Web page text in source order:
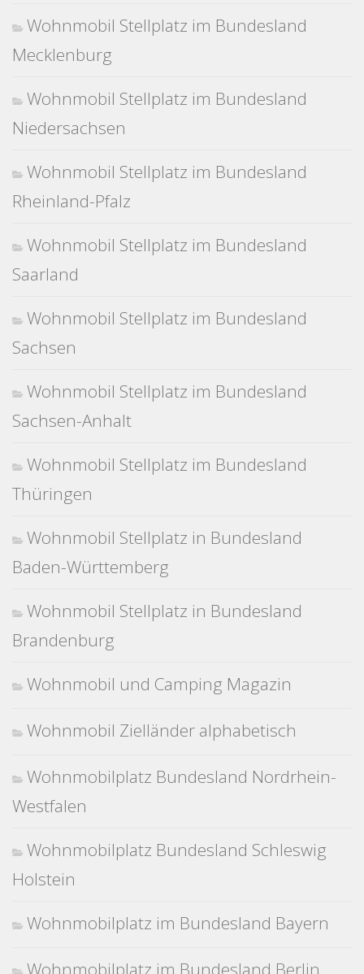
Wohnmobil Stellplatz im Bundesland
Mecklenburg
Wohnmobil Stellplatz im Bundesland
Niedersachsen
Wohnmobil Stellplatz im Bundesland
Rheinland-Pfalz
Wohnmobil Stellplatz im Bundesland
Saarland
Wohnmobil Stellplatz im Bundesland
Sachsen
Wohnmobil Stellplatz im Bundesland
Sachsen-Anhalt
Wohnmobil Stellplatz im Bundesland
Thüringen
Wohnmobil Stellplatz in Bundesland
Baden-Württemberg
Wohnmobil Stellplatz in Bundesland
Brandenburg
Wohnmobil und Camping Magazin
Wohnmobil Zielländer alphabetisch
Wohnmobilplatz Bundesland Nordrhein-
Westfalen
Wohnmobilplatz Bundesland Schleswig
Holstein
Wohnmobilplatz im Bundesland Bayern
Wohnmobilplatz im Bundesland Berlin